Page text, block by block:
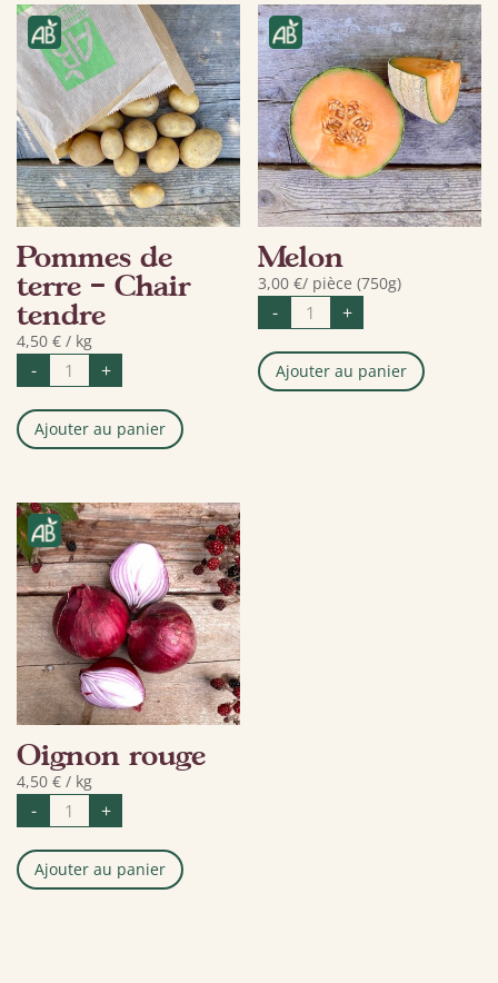
Pommes de
terre – Chair
tendre
4,50 € / kg
- quantité
Pommes
de
terre
-
Chair
+
Ajouter au panier
Melon
3,00€/ pièce (750g)
- quantité
Melon
+
Ajouter au panier
Oignon rouge
4,50 € / kg
- quantité
Oignon
rouge
+
Ajouter au panier